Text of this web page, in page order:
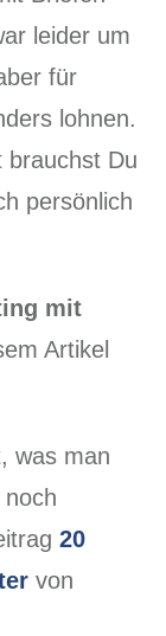
leider um
für
lohnen.
brauchst Du
persönlich
mit
Artikel
was man
20
von